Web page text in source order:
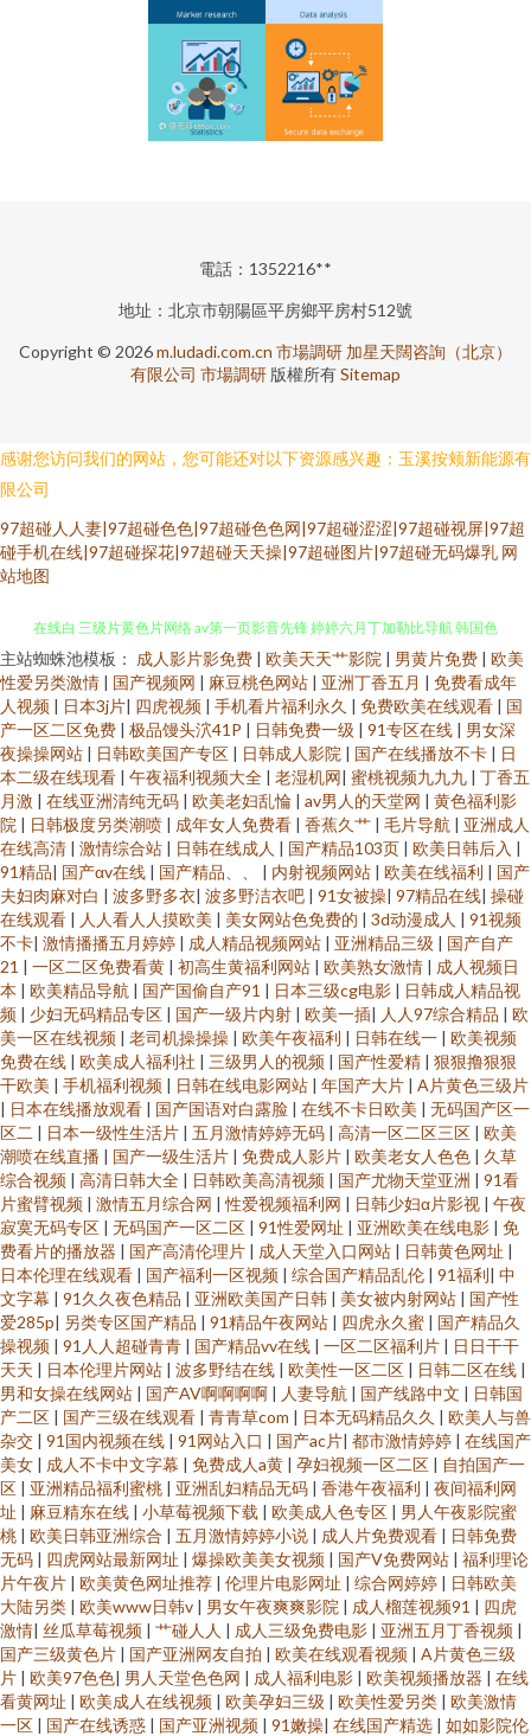
電話：1352216**
地址：北京市朝陽區平房鄉平房村512號
Copyright © 2026m.ludadi.com.cn 市場調研 加星天闊咨詢（北京）
有限公司 市場調研 版權所有Sitemap
感谢您访问我们的网站，您可能还对以下资源感兴趣：玉溪按颊新能源有
限公司
97超碰人人妻|97超碰色色|97超碰色色网|97超碰涩涩|97超碰视屏|97超
碰手机在线|97超碰探花|97超碰天天操|97超碰图片|97超碰无码爆乳 网
站地图
久久嫩草精品在线 国产和日韩毛片 草莓视频免费观看 日韩最新黄色网址 91
在线白 三级片黄色片网络 av第一页影音先锋 婷婷六月丁加勒比导航 韩国色
网深爱网 91国语对白短视频 91小视频1818 亚洲天堂精品视频 91网站入库
青草社区色色 91福利姬在线观看网 黑丝美眉呻吟给力 影音先锋资源无人区
日韩无卡无码 91主播福利在线 三级视频网站 大香蕉伊人在线视频 亚洲色图
86p 东京热麻豆探花 91国产精选优质 欧美不卡一区二区 www日韩三级 91网
页破解免费入口 www大香蕉狠狠干 亚洲男人天堂手机版 国产图片23区 91福
利在线视频观看 欧美91 91视频观看% 欧美成人在线亚洲 日韩一级视频 www
天堂91 一本道成人AV 免费92福利视频 91在线老司机青青草 91亚洲情侣偷拍
久久 婷婷久久一区 91青娱乐超碰 色情婷婷五月 91大神h免费在线 丁香成人
社 内射人妻14p 91操黑丝 日本肏肏 色WWW亚洲国产 国内免费观看在线 91
不用下载免费观看 欧美日韩中文字幕 91在线免费精品观看 91免费视频论坛
久操网址 99艹艹艹 91大神唐伯虎520 大香蕉97 伊人天堂另类 AV亚洲先锋
91n在线国产对白 久久黄网 91色色网 欧美亚洲另类在线 成人午夜h在线一区
69超碰久草牛牛 狼友91视频 91欧美大 男人女人性天堂α 91人人操人人 欧美
日韩轮乱五区 ts性爱视频 性爱AV影院 高清无码播放一本 夜夜精精 亚洲精品
国产成人 午夜成人手机视频 男人色色天堂 国产豆花在线操 91海角社区午夜
国产精品九九久久 成人自卫 影音先锋四虎影院 精品国产香蕉日日夜夜 www
主站蜘蛛池模板： 成人影片影免费 | 欧美天天艹影院 | 男黄片免费 | 欧美
性爱另类激情 | 国产视频网 | 麻豆桃色网站 | 亚洲丁香五月 | 免费看成年
人视频 | 日本3j片| 四虎视频 | 手机看片福利永久 | 免费欧美在线观看 | 国
产一区二区免费 | 极品馒头泬41P | 日韩免费一级 | 91专区在线 | 男女深
夜操操网站 | 日韩欧美国产专区 | 日韩成人影院 | 国产在线播放不卡 | 日
本二级在线现看 | 午夜福利视频大全 | 老湿机网| 蜜桃视频九九九 | 丁香五
月激 | 在线亚洲清纯无码 | 欧美老妇乱惀 | av男人的天堂网 | 黄色福利影
院 | 日韩极度另类潮喷 | 成年女人免费看 | 香蕉久艹 | 毛片导航 | 亚洲成人
在线高清 | 激情综合站 | 日韩在线成人 | 国产精品103页 | 欧美日韩后入 |
91精品| 国产αv在线 | 国产精品、、 | 内射视频网站 | 欧美在线福利 | 国产
夫妇肉麻对白 | 波多野多衣| 波多野洁衣吧 | 91女被操| 97精品在线| 操碰
在线观看 | 人人看人人摸欧美 | 美女网站色免费的 | 3d动漫成人 | 91视频
不卡| 激情播播五月婷婷 | 成人精品视频网站 | 亚洲精品三级 | 国产自产
21 | 一区二区免费看黄 | 初高生黄福利网站 | 欧美熟女激情 | 成人视频日
本 | 欧美精品导航 | 国产国偷自产91 | 日本三级cg电影 | 日韩成人精品视
频 | 少妇无码精品专区 | 国产一级片内射 | 欧美一插| 人人97综合精品 | 欧
美一区在线视频 | 老司机操操操 | 欧美午夜福利 | 日韩在线一 | 欧美视频
免费在线 | 欧美成人福利社 | 三级男人的视频 | 国产性爱精 | 狠狠撸狠狠
干欧美 | 手机福利视频 | 日韩在线电影网站 | 年国产大片 | A片黄色三级片
| 日本在线播放观看 | 国产国语对白露脸 | 在线不卡日欧美 | 无码国产区一
区二 | 日本一级性生活片 | 五月激情婷婷无码 | 高清一区二区三区 | 欧美
潮喷在线直播 | 国产一级生活片 | 免费成人影片 | 欧美老女人色色 | 久草
综合视频 | 高清日韩大全 | 日韩欧美高清视频 | 国产尤物天堂亚洲 | 91看
片蜜臂视频 | 激情五月综合网 |性爱视频福利网 | 日韩少妇α片影视 | 午夜
寂寞无码专区 | 无码国产一区二区 | 91性爱网址 | 亚洲欧美在线电影 | 免
费看片的播放器 | 国产高清伦理片 | 成人天堂入口网站 | 日韩黄色网址 |
日本伦理在线观看 | 国产福利一区视频 | 综合国产精品乱伦 | 91福利| 中
文字幕 | 91久久夜色精品 | 亚洲欧美国产日韩 | 美女被内射网站 | 国产性
爱285p| 另类专区国产精品 | 91精品午夜网站 | 四虎永久蜜 | 国产精品久
操视频 | 91人人超碰青青 | 国产精品vv在线 | 一区二区福利片 | 日日干干
天天 | 日本伦理片网站 | 波多野结在线 | 欧美性一区二区 | 日韩二区在线 |
男和女操在线网站 | 国产AV啊啊啊啊 | 人妻导航 | 国产线路中文 | 日韩国
产二区 | 国产三级在线观看 | 青青草com | 日本无码精品久久 | 欧美人与兽
杂交 | 91国内视频在线 | 91网站入口 | 国产ac片| 都市激情婷婷 | 在线国产
美女 | 成人不卡中文字幕 | 免费成人a黄 | 孕妇视频一区二区 | 自拍国产一
区 | 亚洲精品福利蜜桃 | 亚洲乱妇精品无码 | 香港午夜福利 | 夜间福利网
址 | 麻豆精东在线 | 小草莓视频下载 | 欧美成人色专区 | 男人午夜影院蜜
桃 | 欧美日韩亚洲综合 | 五月激情婷婷小说 | 成人片免费观看 | 日韩免费
无码 | 四虎网站最新网址 | 爆操欧美美女视频 | 国产V免费网站 | 福利理论
片午夜片 | 欧美黄色网址推荐 | 伦理片电影网址 | 综合网婷婷 | 日韩欧美
大陆另类 | 欧美www日韩v | 男女午夜爽爽影院 | 成人榴莲视频91 | 四虎
激情| 丝瓜草莓视频 | 艹碰人人 | 成人三级免费电影 | 亚洲五月丁香视频 |
国产三级黄色片 | 国产亚洲网友自拍 | 欧美在线观看视频 | A片黄色三级
片 | 欧美97色色| 男人天堂色色网 | 成人福利电影 | 欧美视频播放器 | 在线
看黄网址 | 欧美成人在线视频 | 欧美孕妇三级 | 欧美性爱另类 | 欧美激情
一区 | 国产在线诱惑 | 国产亚洲视频 | 91嫩操| 在线国产精选 | 如如影院伦